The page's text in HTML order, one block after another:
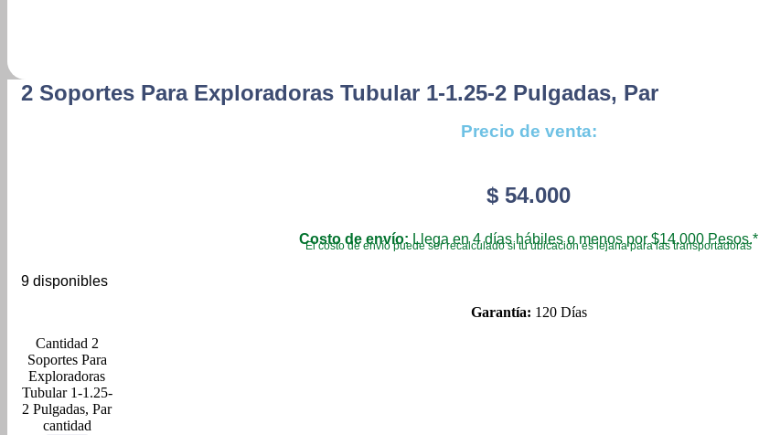
2 Soportes Para Exploradoras Tubular 1-1.25-2 Pulgadas, Par
Precio de venta:
$ 54.000
Costo de envío: Llega en 4 días hábiles o menos por $14.000 Pesos.*
El costo de envío puede ser recalculado si tu ubicación es lejana para las transportadoras
9 disponibles
Garantía: 120 Días
2
Soportes Para
Exploradoras
Tubular 1-1.25-
2 Pulgadas, Par
cantidad